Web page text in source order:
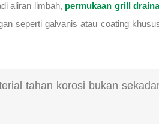
aliran limbah, permukaan grill
seperti galvanis atau coating
tahan korosi bukan